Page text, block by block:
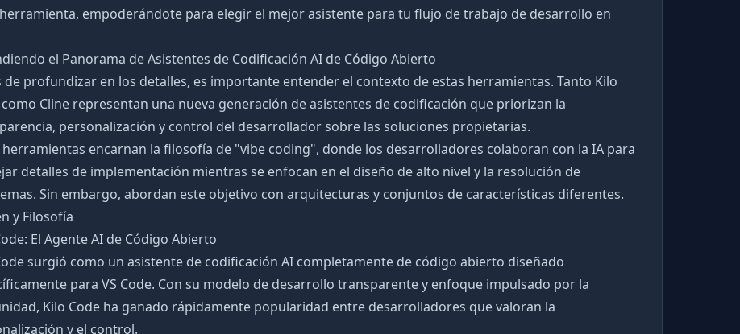
empoderándote para elegir el mejor asistente para tu flujo de trabajo de desarrollo en
el Panorama de Asistentes de Codificación AI de Código Abierto
de profundizar en los detalles, es importante entender el contexto de estas herramientas. Tanto Kilo
como Cline representan una nueva generación de asistentes de codificación que priorizan la
personalización y control del desarrollador sobre las soluciones propietarias.
herramientas encarnan la filosofía de "vibe coding", donde los desarrolladores colaboran con la IA para
detalles de implementación mientras se enfocan en el diseño de alto nivel y la resolución de
Sin embargo, abordan este objetivo con arquitecturas y conjuntos de características diferentes.
y Filosofía
El Agente AI de Código Abierto
surgió como un asistente de codificación AI completamente de código abierto diseñado
para VS Code. Con su modelo de desarrollo transparente y enfoque impulsado por la
Kilo Code ha ganado rápidamente popularidad entre desarrolladores que valoran la
y el control.